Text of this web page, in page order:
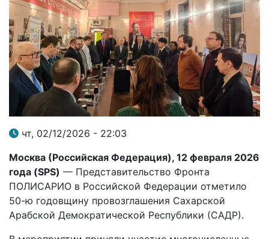
чт, 02/12/2026 - 22:03
Москва (Российская Федерация), 12 февраля 2026
года (SPS) — Представительство Фронта
ПОЛИСАРИО в Российской Федерации отметило
50-ю годовщину провозглашения Сахарской
Арабской Демократической Республики (САДР).